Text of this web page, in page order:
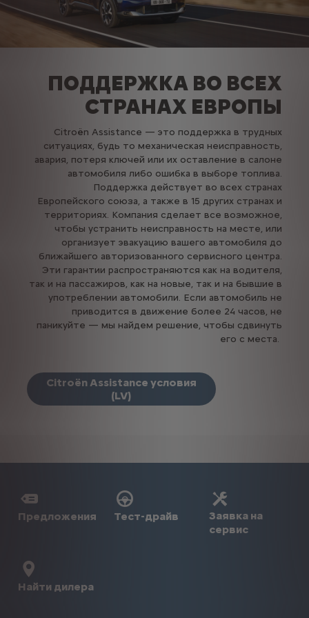
ПОДДЕРЖКА ВО ВСЕХ
СТРАНАХ ЕВРОПЫ
Citroën Assistance — это поддержка в трудных
ситуациях, будь то механическая неисправность,
авария, потеря ключей или их оставление в салоне
автомобиля либо ошибка в выборе топлива.
Поддержка действует во всех странах
Европейского союза, а также в 15 других странах и
территориях. Компания сделает все возможное,
чтобы устранить неисправность на месте, или
организует эвакуацию вашего автомобиля до
ближайшего авторизованного сервисного центра.
Эти гарантии распространяются как на водителя,
так и на пассажиров, как на новые, так и на бывшие в
употреблении автомобили. Если автомобиль не
приводится в движение более 24 часов, не
паникуйте — мы найдем решение, чтобы сдвинуть
его с места.
Citroën Assistance условия
(LV)
Предложения Тест-драйв
Заявка на
сервис
Найти дилера